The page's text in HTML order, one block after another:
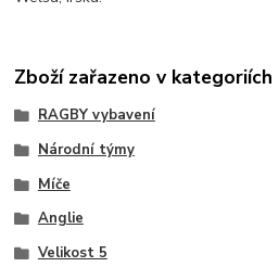
Zboží zařazeno v kategoriích
RAGBY vybavení
Národní týmy
Míče
Anglie
Velikost 5